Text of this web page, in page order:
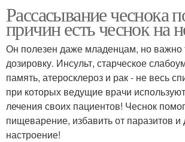
Рассасывание чеснока
причин есть чеснок на
Он полезен даже младенцам, но важно
дозировку. Инсульт, старческое
память, атеросклероз и рак - не весь
при которых ведущие врачи
лечения своих пациентов! Чеснок
пищеварение, избавить от паразитов
настроение!